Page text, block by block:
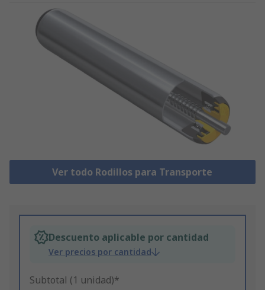
Ver todo Rodillos para Transporte
Descuento aplicable por cantidad
Ver precios por cantidad
Subtotal (1 unidad)*